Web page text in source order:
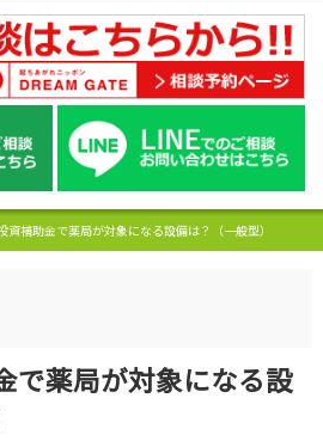
資補助金で薬局が対象になる設備は？（一般型）
で薬局が対象になる設